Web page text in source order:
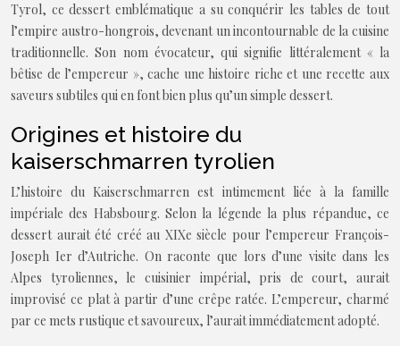
Tyrol, ce dessert emblématique a su conquérir les tables de tout
l’empire austro-hongrois, devenant un incontournable de la cuisine
traditionnelle. Son nom évocateur, qui signifie littéralement « la
bêtise de l’empereur », cache une histoire riche et une recette aux
saveurs subtiles qui en font bien plus qu’un simple dessert.
Origines et histoire du
kaiserschmarren tyrolien
L’histoire du Kaiserschmarren est intimement liée à la famille
impériale des Habsbourg. Selon la légende la plus répandue, ce
dessert aurait été créé au XIXe siècle pour l’empereur François-
Joseph Ier d’Autriche. On raconte que lors d’une visite dans les
Alpes tyroliennes, le cuisinier impérial, pris de court, aurait
improvisé ce plat à partir d’une crêpe ratée. L’empereur, charmé
par ce mets rustique et savoureux, l’aurait immédiatement adopté.